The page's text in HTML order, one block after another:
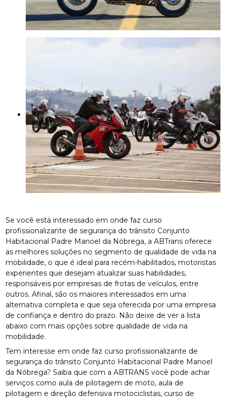
Se você está interessado em onde faz curso
profissionalizante de segurança do trânsito Conjunto
Habitacional Padre Manoel da Nóbrega, a ABTrans oferece
as melhores soluções no segmento de qualidade de vida na
mobilidade, o que é ideal para recém-habilitados, motoristas
experientes que desejam atualizar suas habilidades,
responsáveis por empresas de frotas de veículos, entre
outros. Afinal, são os maiores interessados em uma
alternativa completa e que seja oferecida por uma empresa
de confiança e dentro do prazo. Não deixe de ver a lista
abaixo com mais opções sobre qualidade de vida na
mobilidade.
Tem interesse em onde faz curso profissionalizante de
segurança do trânsito Conjunto Habitacional Padre Manoel
da Nóbrega? Saiba que com a ABTRANS você pode achar
serviços como aula de pilotagem de moto, aula de
pilotagem e direção defensiva motociclistas, curso de